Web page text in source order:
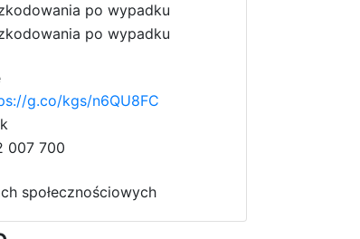
po wypadku
po wypadku
g.co/kgs/n6QU8FC
k
007 700
społecznościowych